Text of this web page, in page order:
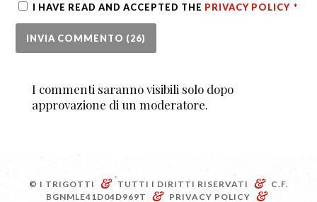
I HAVE READ AND ACCEPTED THE PRIVACY POLICY *
I commenti saranno visibili solo dopo
approvazione di un moderatore.
© I TRIGOTTI & TUTTI I DIRITTI RISERVATI &
C.F.
BGNMLE41D04D969T
& PRIVACY POLICY &